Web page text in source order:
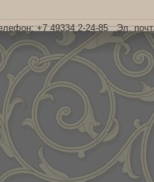
+7 49334 2-24-85 Эл.